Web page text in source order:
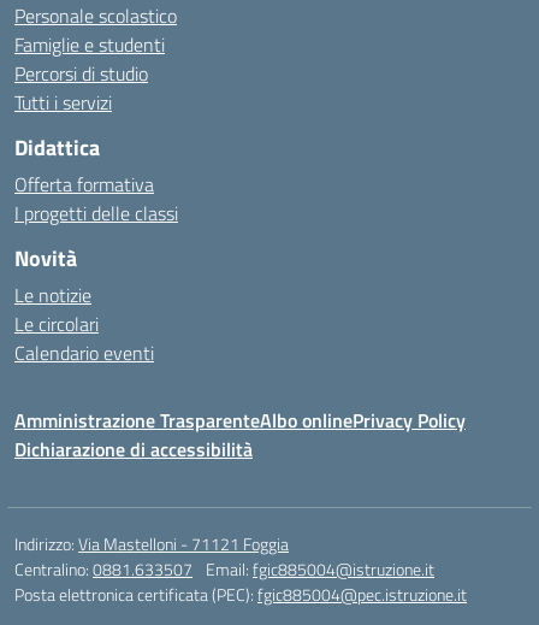
Personale scolastico
Famiglie e studenti
Percorsi di studio
Tutti i servizi
Didattica
Offerta formativa
I progetti delle classi
Novità
Le notizie
Le circolari
Calendario eventi
Amministrazione TrasparenteAlbo onlinePrivacy Policy
Dichiarazione di accessibilità
Indirizzo:Via Mastelloni - 71121 Foggia
Centralino:0881.633507 Email:fgic885004@istruzione.it
Posta elettronica certificata (PEC):fgic885004@pec.istruzione.it